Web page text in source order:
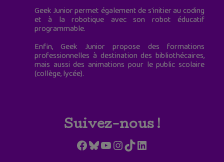
Geek Junior permet également de s'initier au coding
et à la robotique avec son robot éducatif
programmable.
Enfin, Geek Junior propose des formations
professionnelles à destination des bibliothécaires,
mais aussi des animations pour le public scolaire
(collège, lycée).
Suivez-nous !
Facebook
Bluesky
YouTube
Instagram
TikTokLinkedIn